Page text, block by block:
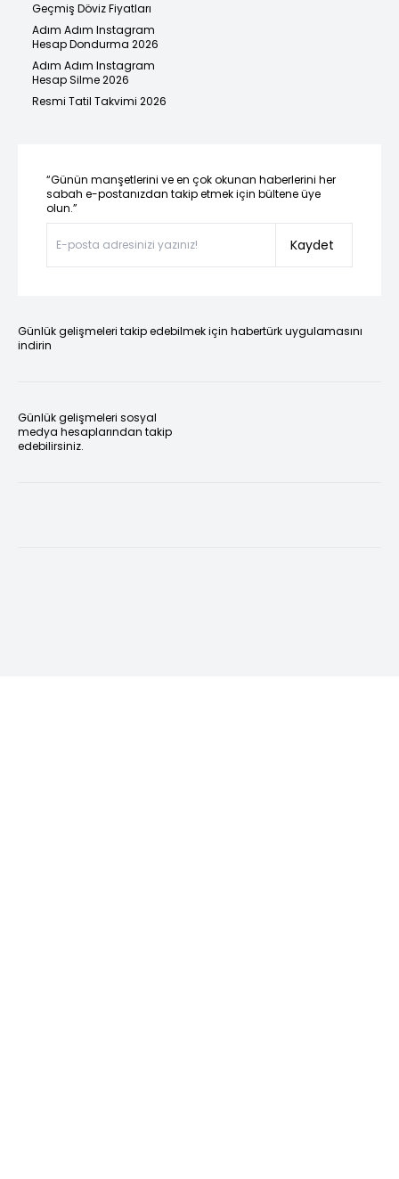
Geçmiş Döviz Fiyatları
Adım Adım Instagram
Hesap Dondurma 2026
Adım Adım Instagram
Hesap Silme 2026
Resmi Tatil Takvimi 2026
“Günün manşetlerini ve en çok okunan haberlerini her
sabah e-postanızdan takip etmek için bültene üye
olun.”
Kaydet
Günlük gelişmeleri takip edebilmek için habertürk uygulamasını
indirin
Günlük gelişmeleri sosyal
medya hesaplarından takip
edebilirsiniz.